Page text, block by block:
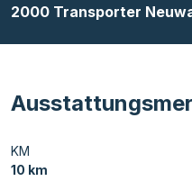
2000 Transporter
KM
10 km